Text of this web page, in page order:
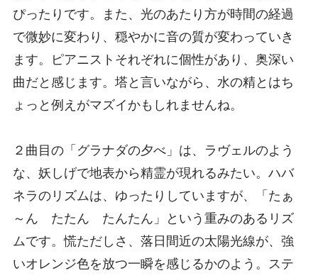
ぴったりです。また、光のあたり方が時間の経過
で微妙に変わり、穏やかに音の質が変わっていき
ます。ピアニストそれぞれに個性があり、奥深い
曲だと感じます。塔と言いながら、水の精とはち
ょっと例えがマズイかもしれませんね。
２曲目の「グラナダの夕べ」は、ラヴェルのよう
な、妖しげで地表から精霊が現れるみたい。ハバ
ネラのリズムは、ゆったりしていますが、「たぁ
～ん たたん たんたん」という重みのあるリズ
ムです。慌ただしさ、落日間近の太陽光線が、強
いオレンジ色を放つ一瞬を感じるかのよう。ステ